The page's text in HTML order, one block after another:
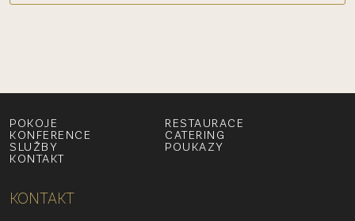
POKOJE
RESTAURACE
KONFERENCE
CATERING
SLUŽBY
POUKAZY
KONTAKT
KONTAKT